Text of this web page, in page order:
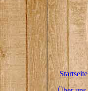
Startseite